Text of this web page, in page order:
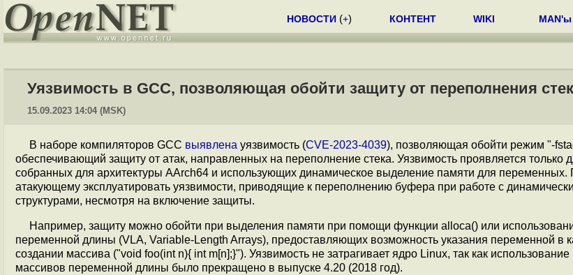
НОВОСТИ (+) КОНТЕНТ WIKI MAN'ы
Уязвимость в GCC, позволяющая обойти защиту от переполнения
15.09.2023 14:04 (MSK)
В наборе компиляторов GCC выявлена уязвимость (CVE-2023-4039), позволяющая обойти режим "-
обеспечивающий защиту от атак, направленных на переполнение стека. Уязвимость проявляется только
собранных для архитектуры AArch64 и использующих динамическое выделение памяти для переменных.
атакующему эксплуатировать уязвимости, приводящие к переполнению буфера при работе с
структурами, несмотря на включение защиты.
Например, защиту можно обойти при выделения памяти при помощи функции alloca() или
переменной длины (VLA, Variable-Length Arrays), предоставляющих возможность указания переменной в
создании массива ("void foo(int n){ int m[n];}"). Уязвимость не затрагивает ядро Linux, так как использование
массивов переменной длины было прекращено в выпуске 4.20 (2018 год).